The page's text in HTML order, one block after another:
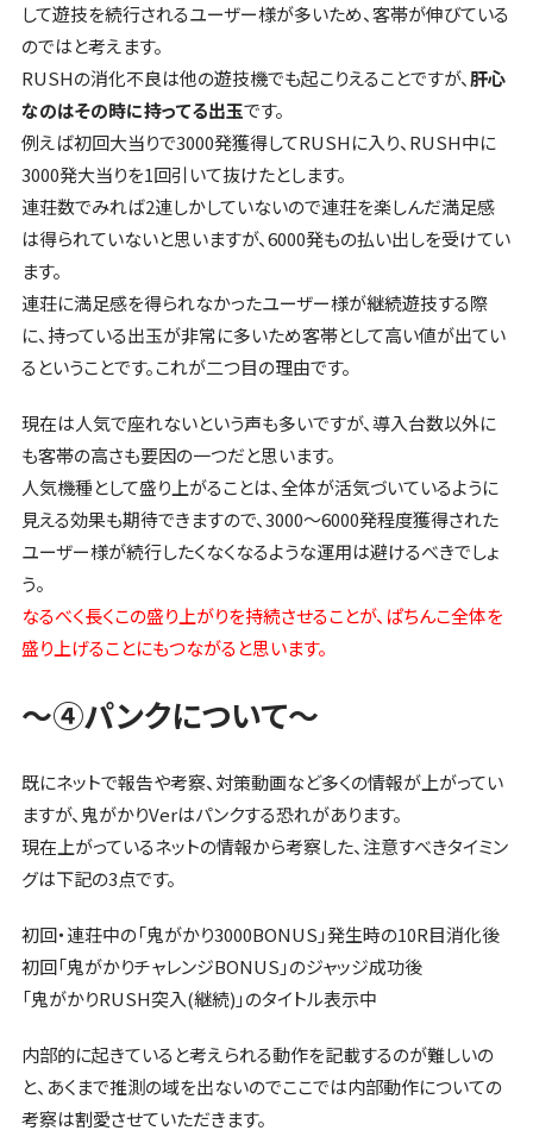
して遊技を続行されるユーザー様が多いため、客帯が伸びている
のではと考えます。
RUSHの消化不良は他の遊技機でも起こりえることですが、 肝心
なのはその時に持ってる出玉です。
例えば初回大当りで3000発獲得してRUSHに入り、RUSH中に
3000発大当りを1回引いて抜けたとします。
連荘数でみれば2連しかしていないので連荘を楽しんだ満足感
は得られていないと思いますが、6000発もの払い出しを受けてい
ます。
連荘に満足感を得られなかったユーザー様が継続遊技する際
に、持っている出玉が非常に多いため客帯として高い値が出てい
るということです。これが二つ目の理由です。
現在は人気で座れないという声も多いですが、導入台数以外に
も客帯の高さも要因の一つだと思います。
人気機種として盛り上がることは、全体が活気づいているように
見える効果も期待できますので、3000～6000発程度獲得された
ユーザー様が続行したくなくなるような運用は避けるべきでしょ
う。
なるべく長くこの盛り上がりを持続させることが、ぱちんこ全体を
盛り上げることにもつながると思います。
～④パンクについて～
既にネットで報告や考察、対策動画など多くの情報が上がってい
ますが、鬼がかりVerはパンクする恐れがあります。
現在上がっているネットの情報から考察した、注意すべきタイミン
グは下記の3点です。
初回・連荘中の「鬼がかり3000BONUS」発生時の10R目消化後
初回「鬼がかりチャレンジBONUS」のジャッジ成功後
「鬼がかりRUSH突入(継続)」のタイトル表示中
内部的に起きていると考えられる動作を記載するのが難しいの
と、あくまで推測の域を出ないのでここでは内部動作についての
考察は割愛させていただきます。